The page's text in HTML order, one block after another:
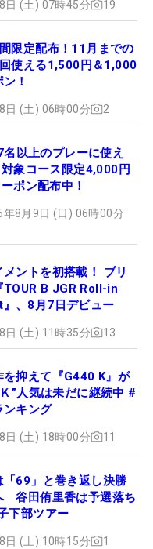
日 (土) 07時45分 19
限定配布！11月までの
使える1,500円＆1,000
！
日 (土) 06時00分 2
名以上のプレーに使え
象コース限定4,000円
ポン配布中！
年8月9日 (日) 06時00分
ントを初搭載！ ブリ
TOUR B JGR Roll-in
、8月7日デビュー
日 (土) 11時35分 13
を抑えて『G440 K』が
”人気は未だに継続中 #
ンキング
日 (土) 18時00分 11
「69」と巻き返し決勝
谷田侑里香は予選落ち
下部ツアー
日 (土) 10時15分 1